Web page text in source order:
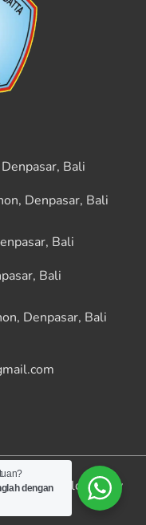
Bali
Denpasar, Bali
Bali
Bali
Denpasar, Bali
| Developed by
dengan